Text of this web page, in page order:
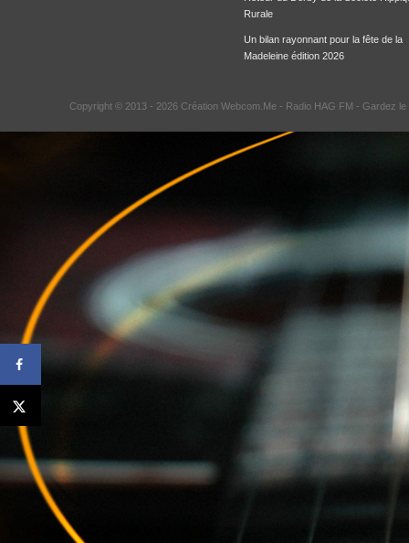
Rurale
Un bilan rayonnant pour la fête de la
Madeleine édition 2026
Copyright © 2013 - 2026 Création Webcom.Me - Radio HAG FM - Gardez le